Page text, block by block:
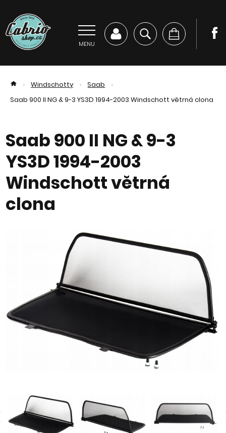
MENU
> Windschotty > Saab >
Saab 900 II NG & 9-3 YS3D 1994-2003 Windschott větrná clona
Saab 900 II NG & 9-3
YS3D 1994-2003
Windschott větrná
clona